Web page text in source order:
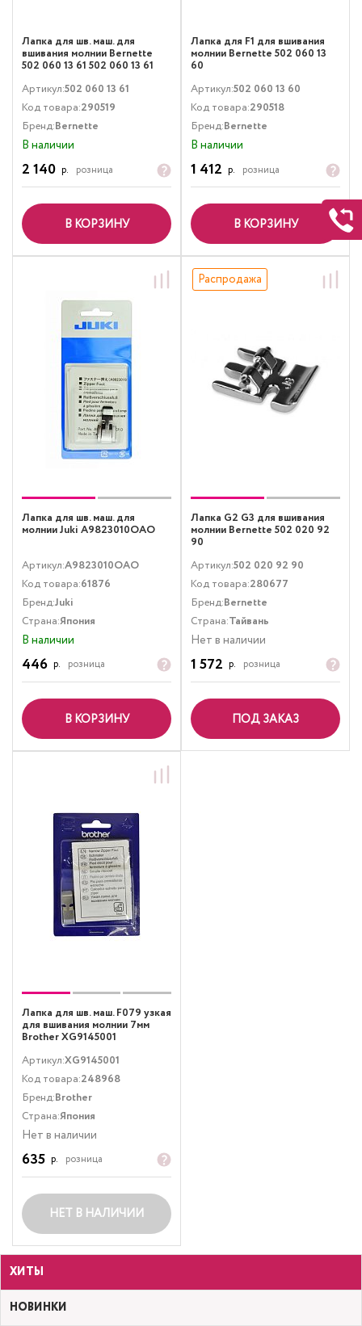
Лапка для шв. маш. для
вшивания молнии Bernette
502 060 13 61 502 060 13 61
Артикул:502 060 13 61
Код товара:290519
Бренд:Bernette
В наличии
2 140 р. розница
В КОРЗИНУ
Лапка для F1 для вшивания
молнии Bernette 502 060 13
60
Артикул:502 060 13 60
Код товара:290518
Бренд:Bernette
В наличии
1 412 р. розница
В КОРЗИНУ
Лапка для шв. маш. для
молнии Juki A9823010OAO
Артикул:A9823010OAO
Код товара:61876
Бренд:Juki
Страна:Япония
В наличии
446 р. розница
В КОРЗИНУ
Распродажа
Лапка G2 G3 для вшивания
молнии Bernette 502 020 92
90
Артикул:502 020 92 90
Код товара:280677
Бренд:Bernette
Страна:Тайвань
Нет в наличии
1 572 р. розница
ПОД ЗАКАЗ
Лапка для шв. маш. F079 узкая
для вшивания молнии 7мм
Brother XG9145001
Артикул:XG9145001
Код товара:248968
Бренд:Brother
Страна:Япония
Нет в наличии
635 р. розница
НЕТ В НАЛИЧИИ
ХИТЫ
НОВИНКИ